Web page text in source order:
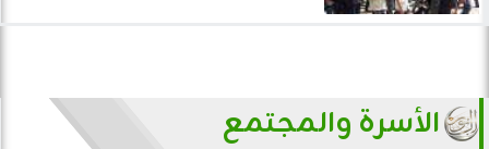
الأسرة والمجتمع